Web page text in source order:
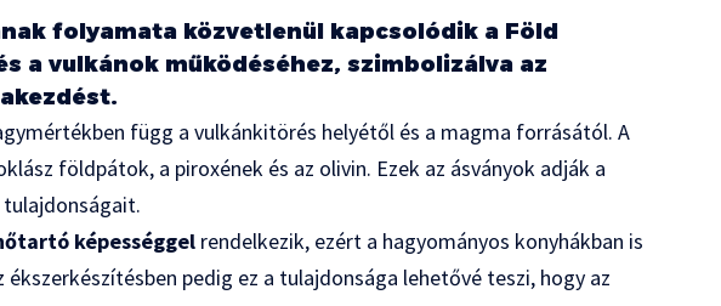
folyamata közvetlenül kapcsolódik a Föld
a vulkánok működéséhez, szimbolizálva az
függ a vulkánkitörés helyétől és a magma forrásától. A
földpátok, a piroxének és az olivin. Ezek az ásványok adják a
képességgel rendelkezik, ezért a hagyományos konyhákban is
pedig ez a tulajdonsága lehetővé teszi, hogy az